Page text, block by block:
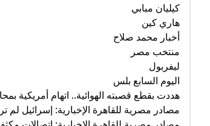
كيليان مبابي
هاري كين
أخبار محمد صلاح
منتخب مصر
ليفربول
اليوم السابع بلس
هددت بقطع قصبته الهوائية.. اتهام أمريكية
مصادر مصرية للقاهرة الإخبارية: إسرائيل لم